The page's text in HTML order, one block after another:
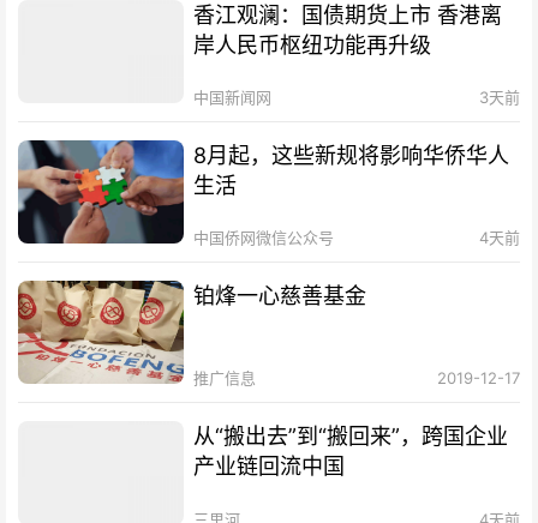
香江观澜：国债期货上市 香港离
岸人民币枢纽功能再升级
中国新闻网 3天前
8月起，这些新规将影响华侨华人
生活
中国侨网微信公众号 4天前
铂烽一心慈善基金
推广信息 2019-12-17
从“搬出去”到“搬回来”，跨国企业
产业链回流中国
三里河 4天前